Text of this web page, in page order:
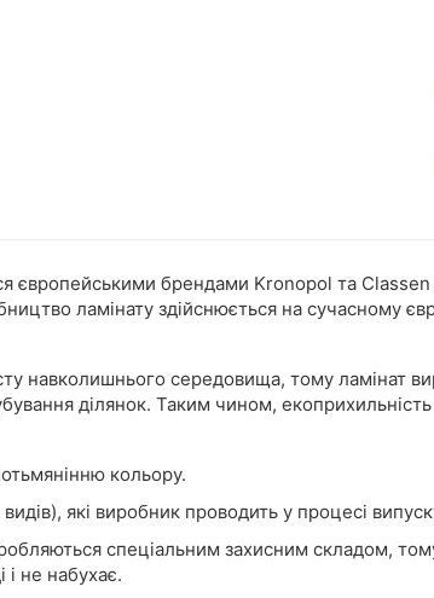
європейськими брендами Kronopol та
ламінату здійснюється на сучасному
навколишнього середовища, тому ламінат
ділянок. Таким чином,
кольору.
які виробник проводить у процесі
спеціальним захисним складом,
не набухає.